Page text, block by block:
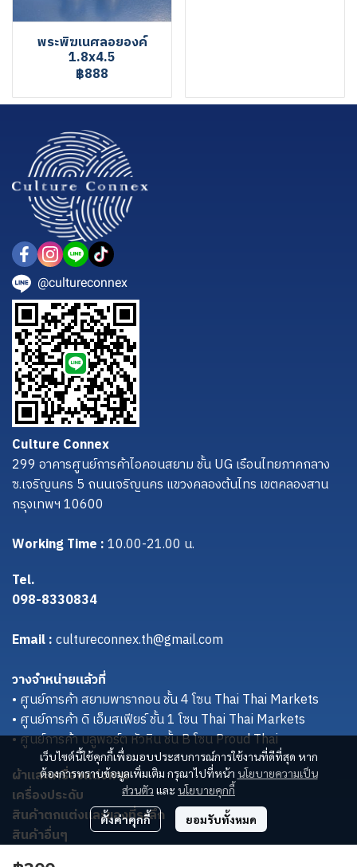
พระพิฆเนศลอยองค์
1.8x4.5
฿888
เว็บไซต์นี้ใช้คุกกี้เพื่อมอบประสบการณ์การใช้งานที่ดีที่สุด หาก
ต้องการทราบข้อมูลเพิ่มเติม กรุณาไปที่หน้า นโยบายความเป็น
ส่วนตัว และ นโยบายคุกกี้
ตั้งค่าคุกกี้ ยอมรับทั้งหมด
@cultureconnex
Culture Connex
299 อาคารศูนย์การค้าไอคอนสยาม ชั้น UG เรือนไทยภาคกลาง
ซ.เจริญนคร 5 ถนนเจริญนคร แขวงคลองต้นไทร เขตคลองสาน
กรุงเทพฯ 10600
Working Time :10.00-21.00 น.
Tel.
098-8330834
Email :cultureconnex.th@gmail.com
วางจำหน่ายแล้วที่
• ศูนย์การค้า สยามพารากอน ชั้น 4 โซน Thai Thai Markets
• ศูนย์การค้า ดิ เอ็มสเฟียร์ ชั้น 1 โซน Thai Thai Markets
• ศูนย์การค้า บลูพอร์ต หัวหิน ชั้น B โซน Proud Thai
ผ้าและเครื่องแต่งกาย
เครื่องประดับ
สินค้าตกแต่งและของที่ระลึก
สินค้าอื่นๆ